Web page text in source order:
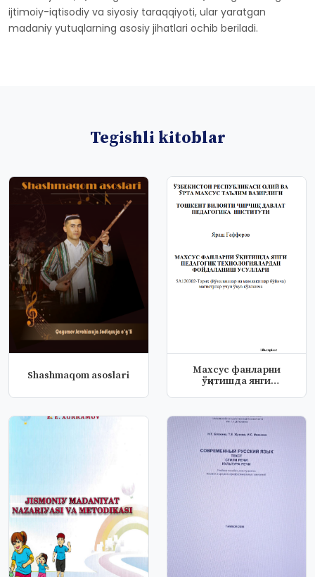
ijtimoiy-iqtisodiy va siyosiy taraqqiyoti, ular yaratgan
madaniy yutuqlarning asosiy jihatlari ochib beriladi.
Tegishli kitoblar
Shashmaqom asoslari
Махсус фанларни
ўқитишда янги